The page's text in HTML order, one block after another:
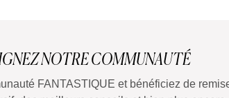
NOTRE COMMUNAUTÉ
FANTASTIQUE et bénéficiez de